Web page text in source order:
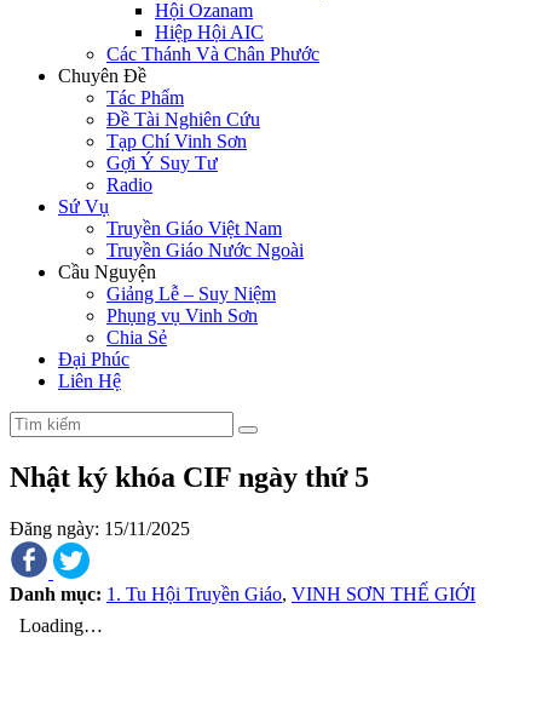
Hội Ozanam
Hiệp Hội AIC
Các Thánh Và Chân Phước
Chuyên Đề
Tác Phẩm
Đề Tài Nghiên Cứu
Tạp Chí Vinh Sơn
Gợi Ý Suy Tư
Radio
Sứ Vụ
Truyền Giáo Việt Nam
Truyền Giáo Nước Ngoài
Cầu Nguyện
Giảng Lễ – Suy Niệm
Phụng vụ Vinh Sơn
Chia Sẻ
Đại Phúc
Liên Hệ
Nhật ký khóa CIF ngày thứ 5
Đăng ngày: 15/11/2025
Danh mục: 1. Tu Hội Truyền Giáo, VINH SƠN THẾ GIỚI